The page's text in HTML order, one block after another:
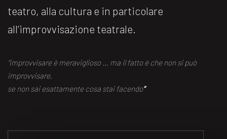
teatro, alla cultura e in particolare
all’improvvisazione teatrale.
“improvvisare è meraviglioso … ma il fatto è che non si può
improvvisare,
se non sai esattamente cosa stai facendo“